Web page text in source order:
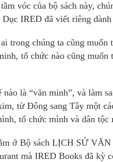
vóc của bộ sách này,
IRED đã viết riêng
trong chúng ta cũng
tổ chức nào cũng
nào là “văn minh”, và làm
từ Đông sang Tây một
tổ chức mình và dân tộc
ở Bộ sách LỊCH SỬ
mà IRED Books đã kỳ